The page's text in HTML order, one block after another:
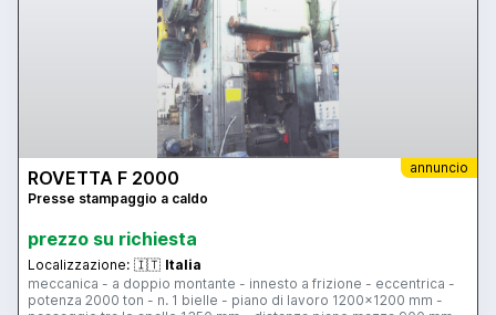
annuncio
ROVETTA F 2000
Presse stampaggio a caldo
prezzo su richiesta
Localizzazione: 🇮🇹 Italia
meccanica - a doppio montante - innesto a frizione - eccentrica -
potenza 2000 ton - n. 1 bielle - piano di lavoro 1200x1200 mm -